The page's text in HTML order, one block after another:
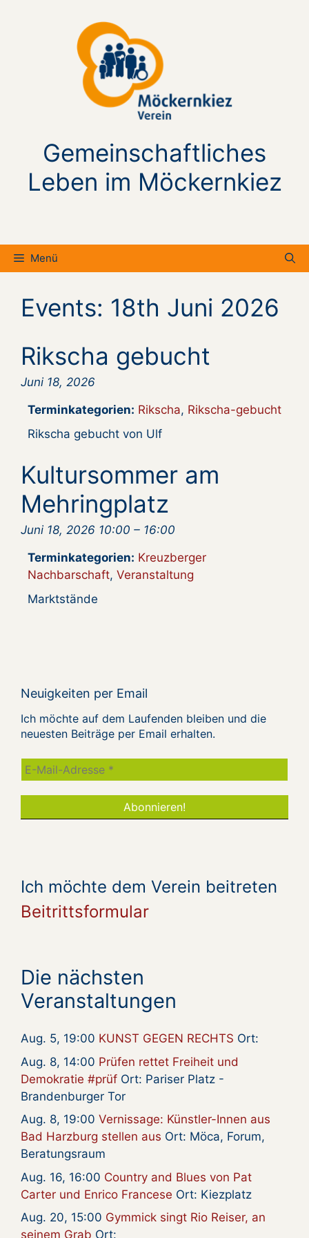
Gemeinschaftliches
Leben im Möckernkiez
Menü
Events: 18th Juni 2026
Rikscha gebucht
Juni 18, 2026
Terminkategorien: Rikscha, Rikscha-gebucht
Rikscha gebucht von Ulf
Kultursommer am
Mehringplatz
Juni 18, 2026 10:00 – 16:00
Terminkategorien: Kreuzberger
Nachbarschaft, Veranstaltung
Marktstände
Neuigkeiten per Email
Ich möchte auf dem Laufenden bleiben und die
neuesten Beiträge per Email erhalten.
Ich möchte dem Verein beitreten
Beitrittsformular
Die nächsten
Veranstaltungen
Aug. 5, 19:00 KUNST GEGEN RECHTS Ort:
Aug. 8, 14:00 Prüfen rettet Freiheit und
Demokratie #prüf Ort: Pariser Platz -
Brandenburger Tor
Aug. 8, 19:00 Vernissage: Künstler-Innen aus
Bad Harzburg stellen aus Ort: Möca, Forum,
Beratungsraum
Aug. 16, 16:00 Country and Blues von Pat
Carter und Enrico Francese Ort: Kiezplatz
Aug. 20, 15:00 Gymmick singt Rio Reiser, an
seinem Grab Ort: